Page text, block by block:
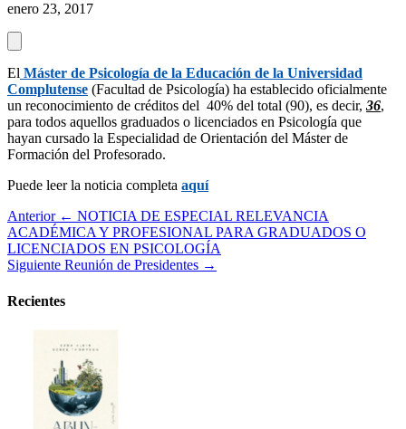
enero 23, 2017
El Máster de Psicología de la Educación de la Universidad
Complutense (Facultad de Psicología) ha establecido oficialmente
un reconocimiento de créditos del 40% del total (90), es decir, 36,
para todos aquellos graduados o licenciados en Psicología que
hayan cursado la Especialidad de Orientación del Máster de
Formación del Profesorado.
Puede leer la noticia completa aquí
Anterior ← NOTICIA DE ESPECIAL RELEVANCIA
ACADÉMICA Y PROFESIONAL PARA GRADUADOS O
LICENCIADOS EN PSICOLOGÍA
Siguiente Reunión de Presidentes →
Recientes